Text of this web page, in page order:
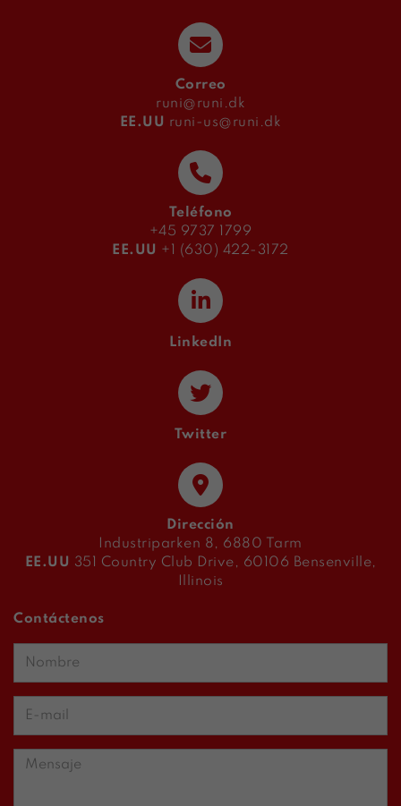
Correo
runi@runi.dk
EE.UU runi-us@runi.dk
Teléfono
+45 9737 1799
EE.UU +1 (630) 422-3172
LinkedIn
Twitter
Dirección
Industriparken 8, 6880 Tarm
EE.UU 351 Country Club Drive, 60106 Bensenville,
Illinois
Contáctenos